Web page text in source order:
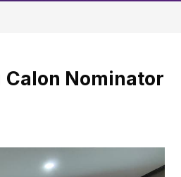
Transformasi 2025
Calon Nominator